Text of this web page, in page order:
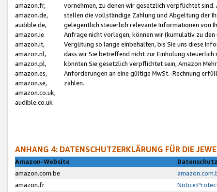
amazon.fr,
amazon.de,
audible.de,
amazon.ie
amazon.it,
amazon.nl,
amazon.pl,
amazon.es,
amazon.se,
amazon.co.uk,
audible.co.uk
vornehmen, zu denen wir gesetzlich verpflichtet
stellen die vollständige Zahlung und Abgeltung der
gelegentlich steuerlich relevante Informationen von
Anfrage nicht vorlegen, können wir (kumulativ zu
Vergütung so lange einbehalten, bis Sie uns diese
dass wir Sie betreffend nicht zur Einholung
könnten Sie gesetzlich verpflichtet sein, Amazon
Anforderungen an eine gültige MwSt.-Rechnung
zahlen.
ANHANG 4: DATENSCHUTZERKLÄRUNG FÜR DIE
Amazon-Website
amazon.com.be
amazon.fr